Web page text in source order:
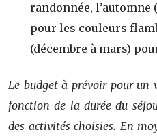
randonnée, l’automne
pour les couleurs
(décembre à mars)
Le budget à prévoir pour un
fonction de la durée du
des activités choisies. En